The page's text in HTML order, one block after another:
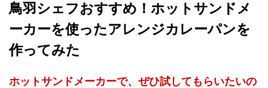
鳥羽シェフおすすめ！ホットサンドメ
ーカーを使ったアレンジカレーパンを
作ってみた
ホットサンドメーカーで、ぜひ試してもらいたいの